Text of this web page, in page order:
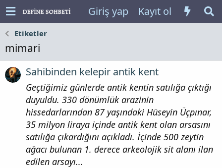
Giriş yap Kayıt ol
Etiketler
mimari
Sahibinden kelepir antik kent
Geçtiğimiz günlerde antik kentin satılığa çıktığı
duyuldu. 330 dönümlük arazinin
hissedarlarından 87 yaşındaki Hüseyin Üçpınar,
35 milyon liraya içinde antik kent olan arsasını
satılığa çıkardığını açıkladı. İçinde 500 zeytin
ağacı bulunan 1. derece arkeolojik sit alanı ilan
edilen arsayı...